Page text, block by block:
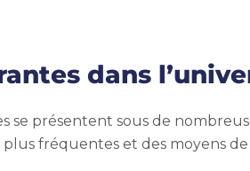
dans
se présentent sous de
fréquentes et des moyens de